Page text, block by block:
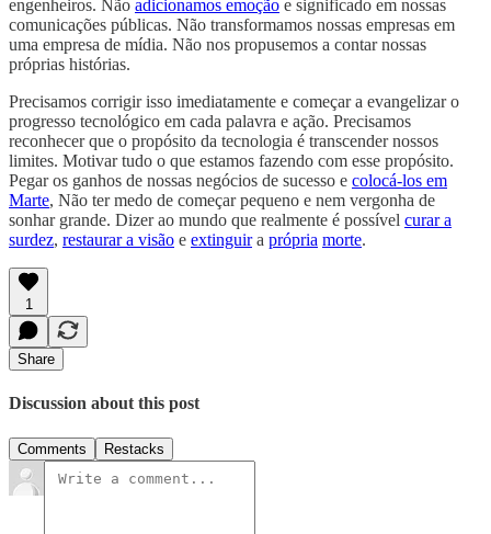
engenheiros. Não adicionamos emoção e significado em nossas
comunicações públicas. Não transformamos nossas empresas em
uma empresa de mídia. Não nos propusemos a contar nossas
próprias histórias.
Precisamos corrigir isso imediatamente e começar a evangelizar o
progresso tecnológico em cada palavra e ação. Precisamos
reconhecer que o propósito da tecnologia é transcender nossos
limites. Motivar tudo o que estamos fazendo com esse propósito.
Pegar os ganhos de nossas negócios de sucesso e colocá-los em
Marte, Não ter medo de começar pequeno e nem vergonha de
sonhar grande. Dizer ao mundo que realmente é possível curar a
surdez, restaurar a visão e extinguira própria morte.
1
Share
Discussion about this post
Comments Restacks